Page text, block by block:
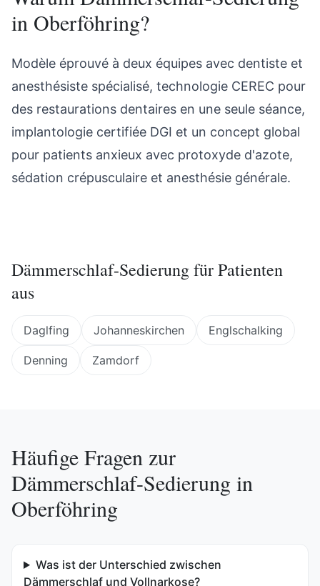
in Oberföhring?
Modèle éprouvé à deux équipes avec dentiste et
anesthésiste spécialisé, technologie CEREC pour
des restaurations dentaires en une seule séance,
implantologie certifiée DGI et un concept global
pour patients anxieux avec protoxyde d'azote,
sédation crépusculaire et anesthésie générale.
Dämmerschlaf-Sedierungfür Patienten
aus
Daglfing Johanneskirchen Englschalking
Denning Zamdorf
Häufige Fragen zur
Dämmerschlaf-Sedierung in
Oberföhring
Was ist der Unterschied zwischen
Dämmerschlaf und Vollnarkose?